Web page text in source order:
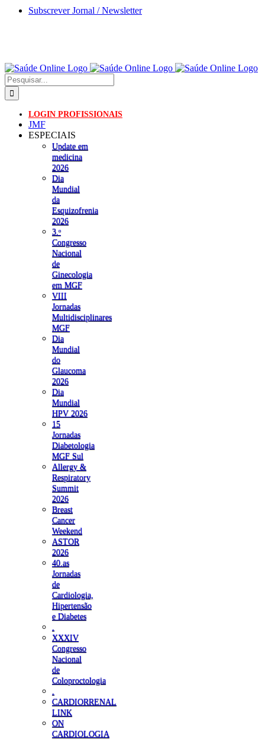
Skip
Subscrever Jornal / Newsletter
Pesquisar
LOGIN PROFISSIONAIS
JMF
ESPECIAIS
Update em
medicina
2026
Dia
Mundial
da
Esquizofrenia
2026
3.ᵒ
Congresso
Nacional
de
Ginecologia
em MGF
VIII
Jornadas
Multidisciplinares
MGF
Dia
Mundial
do
Glaucoma
2026
Dia
Mundial
HPV 2026
15
Jornadas
Diabetologia
MGF Sul
Allergy &
Respiratory
Summit
2026
Breast
Cancer
Weekend
ASTOR
2026
40.as
Jornadas
de
Cardiologia,
Hipertensão
e Diabetes
XXXIV
Congresso
Nacional
de
Coloproctologia
CARDIORRENAL
LINK
ON
CARDIOLOGIA